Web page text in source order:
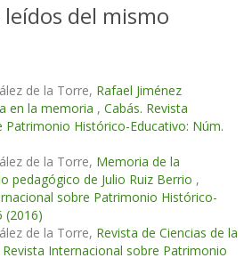
del mismo
de la Torre, Rafael Jiménez
en la memoria , Cabás. Revista
Patrimonio Histórico-Educativo: Núm.
de la Torre, Memoria de la
pedagógico de Julio Ruiz Berrio ,
sobre Patrimonio Histórico-
(2016)
de la Torre, Revista de Ciencias de la
Revista Internacional sobre Patrimonio